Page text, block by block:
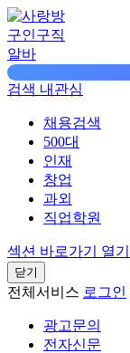
구인구직
알바
검색 내관심
채용검색
500대
인재
창업
과외
직업학원
섹션 바로가기 열기
닫기
전체서비스 로그인
광고문의
전자신문